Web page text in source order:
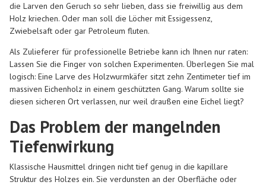
die Larven den Geruch so sehr lieben, dass sie freiwillig aus dem
Holz kriechen. Oder man soll die Löcher mit Essigessenz,
Zwiebelsaft oder gar Petroleum fluten.
Als Zulieferer für professionelle Betriebe kann ich Ihnen nur raten:
Lassen Sie die Finger von solchen Experimenten. Überlegen Sie mal
logisch: Eine Larve des Holzwurmkäfer sitzt zehn Zentimeter tief im
massiven Eichenholz in einem geschützten Gang. Warum sollte sie
diesen sicheren Ort verlassen, nur weil draußen eine Eichel liegt?
Das Problem der mangelnden
Tiefenwirkung
Klassische Hausmittel dringen nicht tief genug in die kapillare
Struktur des Holzes ein. Sie verdunsten an der Oberfläche oder